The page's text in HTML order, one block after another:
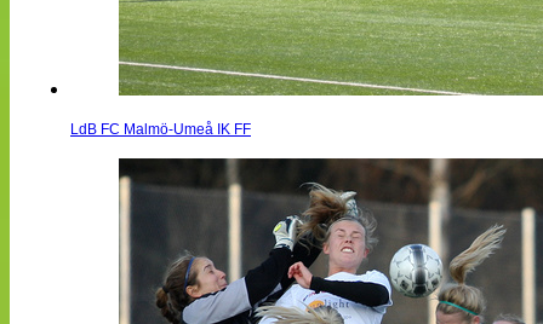
LdB FC Malmö-Umeå IK FF